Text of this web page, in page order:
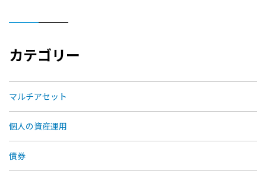
カテゴリー
マルチアセット
個人の資産運用
債券